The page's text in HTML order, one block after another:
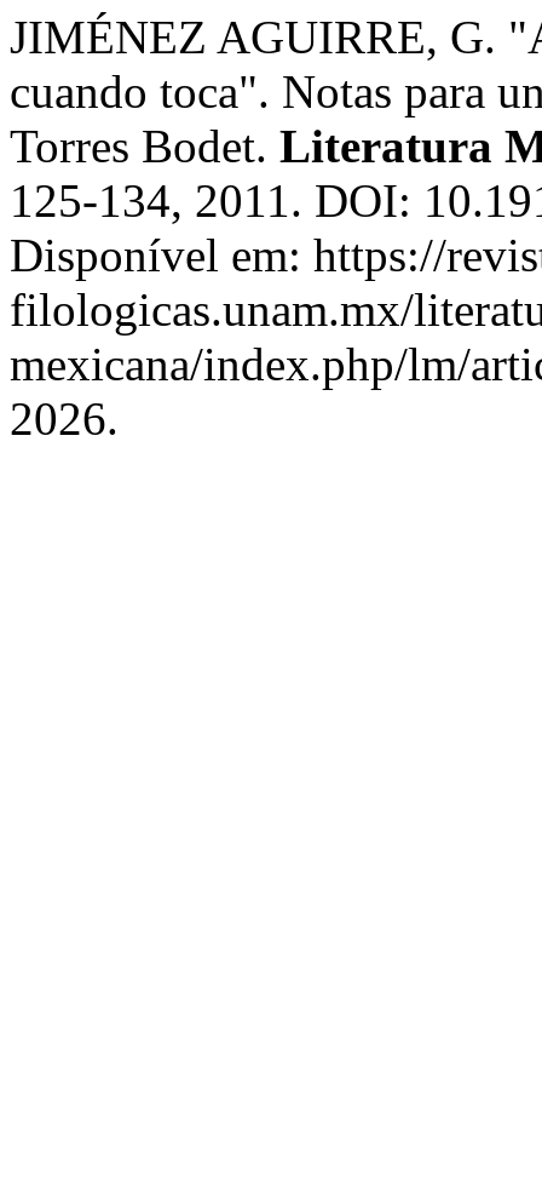
JIMÉNEZ AGUIRRE, G.
cuando toca". Notas para
Torres Bodet. Literatura
125-134, 2011. DOI:
Disponível em: https://
filologicas.unam.mx/
mexicana/index.php/lm/
2026.